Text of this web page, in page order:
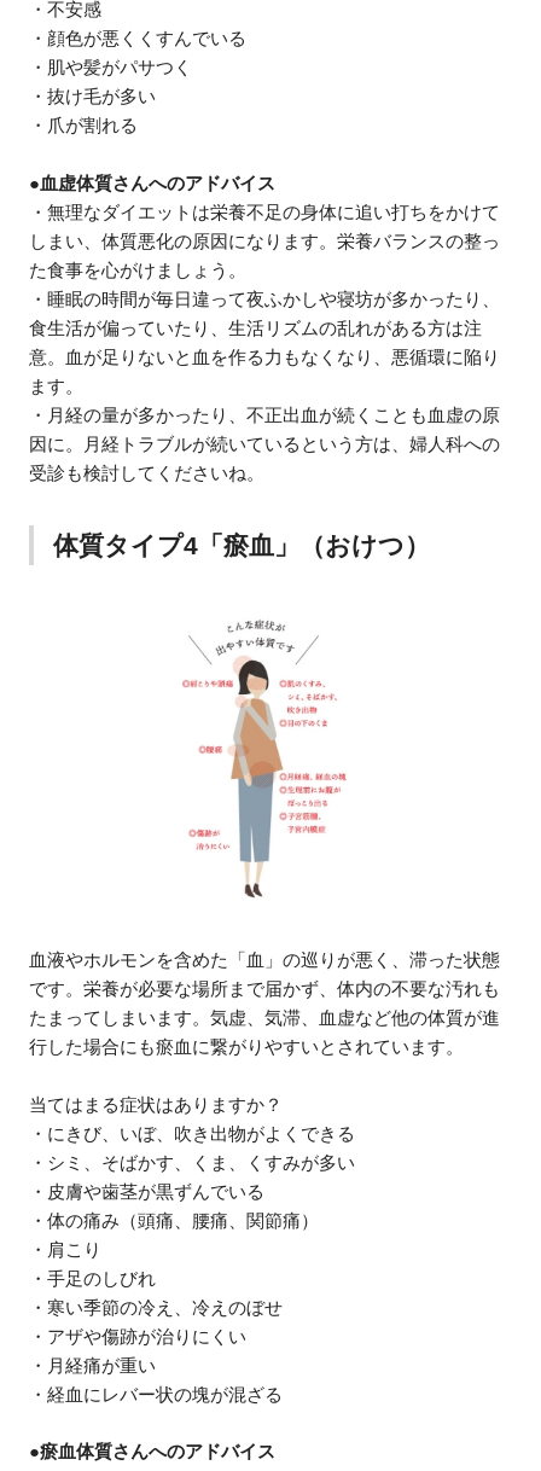
・不安感
・顔色が悪くくすんでいる
・肌や髪がパサつく
・抜け毛が多い
・爪が割れる
●血虚体質さんへのアドバイス
・無理なダイエットは栄養不足の身体に追い打ちをかけて
しまい、体質悪化の原因になります。栄養バランスの整っ
た食事を心がけましょう。
・睡眠の時間が毎日違って夜ふかしや寝坊が多かったり、
食生活が偏っていたり、生活リズムの乱れがある方は注
意。血が足りないと血を作る力もなくなり、悪循環に陥り
ます。
・月経の量が多かったり、不正出血が続くことも血虚の原
因に。月経トラブルが続いているという方は、婦人科への
受診も検討してくださいね。
体質タイプ4「瘀血」（おけつ）
血液やホルモンを含めた「血」の巡りが悪く、滞った状態
です。栄養が必要な場所まで届かず、体内の不要な汚れも
たまってしまいます。気虚、気滞、血虚など他の体質が進
行した場合にも瘀血に繋がりやすいとされています。
当てはまる症状はありますか？
・にきび、いぼ、吹き出物がよくできる
・シミ、そばかす、くま、くすみが多い
・皮膚や歯茎が黒ずんでいる
・体の痛み（頭痛、腰痛、関節痛）
・肩こり
・手足のしびれ
・寒い季節の冷え、冷えのぼせ
・アザや傷跡が治りにくい
・月経痛が重い
・経血にレバー状の塊が混ざる
●瘀血体質さんへのアドバイス